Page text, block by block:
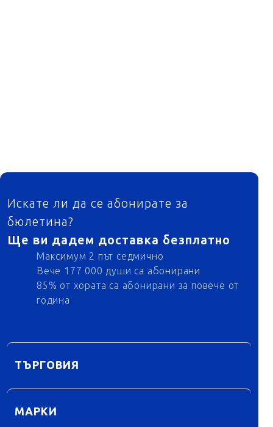
ФУТЕР
Искате ли да се абонирате за
бюлетина?
Ще ви дадем доставка безплатно
Максимум 2 път седмично
Вече 177 000 души са абонирани
85% от хората са абонирани за повече от
година
ТЪРГОВИЯ
МАРКИ